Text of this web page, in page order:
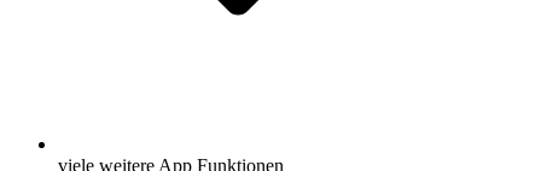
viele weitere App Funktionen